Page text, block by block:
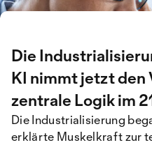
Die
KI nimmt jetzt den
zentrale Logik im
Die Industrialisierung
erklärte Muskelkraft zur